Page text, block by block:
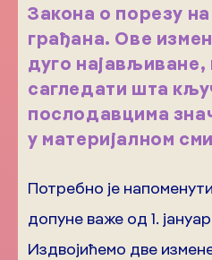
Закона о порезу
грађана. Ове
дуго најављиване,
сагледати шта
послодавцима
у материјалном
Потребно је
допуне важе од 1.
Издвојићемо две